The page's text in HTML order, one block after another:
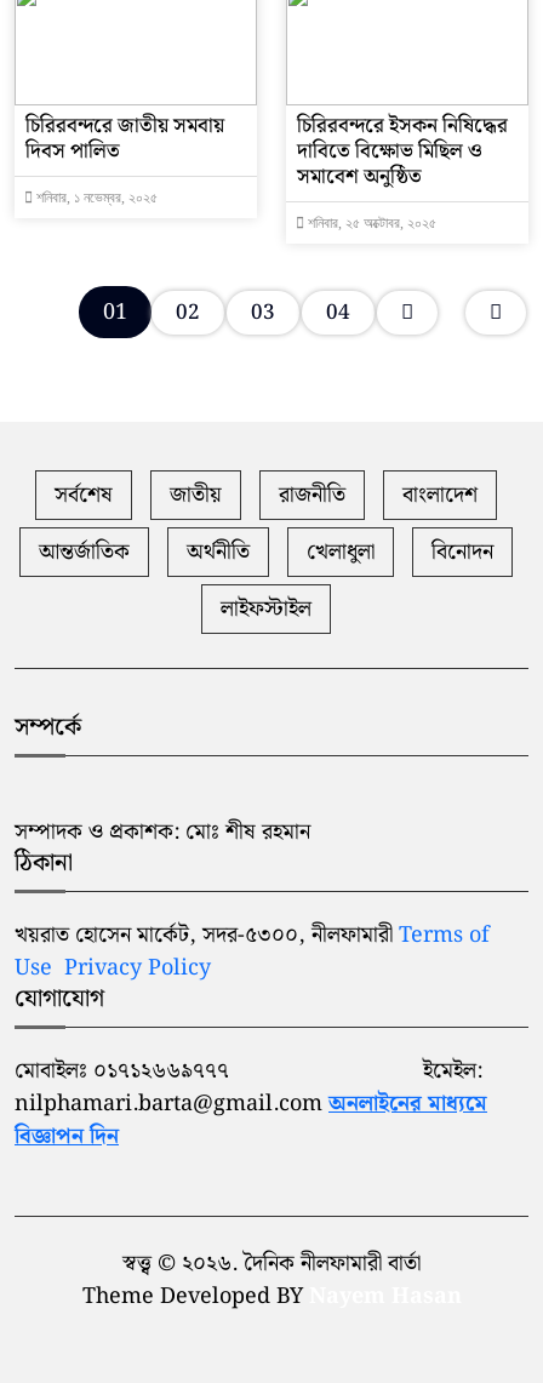
চিরিরবন্দরে জাতীয় সমবায়
দিবস পালিত
শনিবার, ১ নভেম্বর, ২০২৫
চিরিরবন্দরে ইসকন নিষিদ্ধের
দাবিতে বিক্ষোভ মিছিল ও
সমাবেশ অনুষ্ঠিত
শনিবার, ২৫ অক্টোবর, ২০২৫
01 02 03 04
সর্বশেষ জাতীয় রাজনীতি
বাংলাদেশ
আন্তর্জাতিক
অর্থনীতি খেলাধুলা
বিনোদন
লাইফস্টাইল
সম্পর্কে
সম্পাদক ও প্রকাশক: মোঃ শীষ রহমান
ঠিকানা
খয়রাত হোসেন মার্কেট, সদর-৫৩০০, নীলফামারীTerms of
Use Privacy Policy
যোগাযোগ
মোবাইলঃ ০১৭১২৬৬৯৭৭৭ ইমেইল:
nilphamari.barta@gmail.comঅনলাইনের মাধ্যমে
বিজ্ঞাপন দিন
স্বত্ত্ব © ২০২৬. দৈনিক নীলফামারী বার্তা
Theme Developed BY